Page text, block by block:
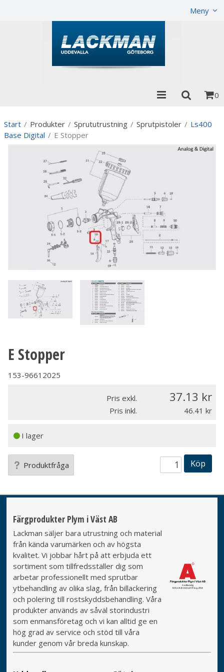
Meny
0
Start / Produkter / Sprututrustning / Sprutpistoler / Ls400
Base Digital / E Stopper
E Stopper
153-96612025
Pris exkl. 37.13
Pris inkl. 46.41
I lager
Produktfråga Köp
Färgprodukter Plym i Väst AB
Lackman säljer bara utrustning och material
från kända varumärken och av högsta
kvalitet. Vi jobbar hårt på att erbjuda ett
sortiment som tillfredsställer dig som
arbetar professionellt med sprutbar
ytbehandling av olika slag, från billackering
och polering till rostskyddsbehandling. Våra
produkter används av såväl storindustri
som enmansföretag och vi kan alltid ge en
hög grad av service och stöd till våra
kunder genom vår breda kunskap.